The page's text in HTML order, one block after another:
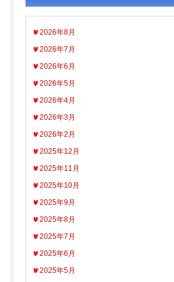
2026年8月
2026年7月
2026年6月
2026年5月
2026年4月
2026年3月
2026年2月
2025年12月
2025年11月
2025年10月
2025年9月
2025年8月
2025年7月
2025年6月
2025年5月